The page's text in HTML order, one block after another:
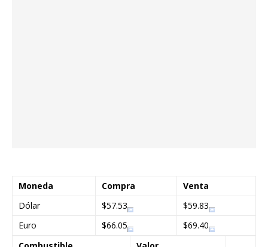
Moneda Compra
Venta
Dólar
$57.53
$59.83
Euro
$66.05
$69.40